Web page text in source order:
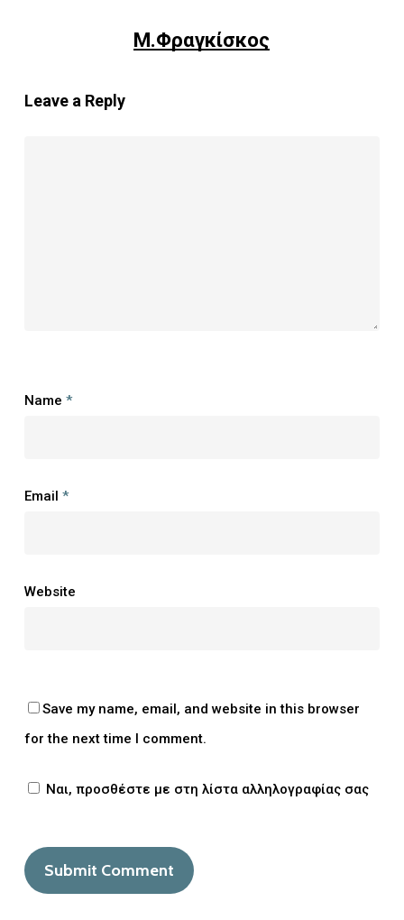
Μ.Φραγκίσκος
Leave a Reply
Name *
Email *
Website
Save my name, email, and website in this browser
for the next time I comment.
Ναι, προσθέστε με στη λίστα αλληλογραφίας σας